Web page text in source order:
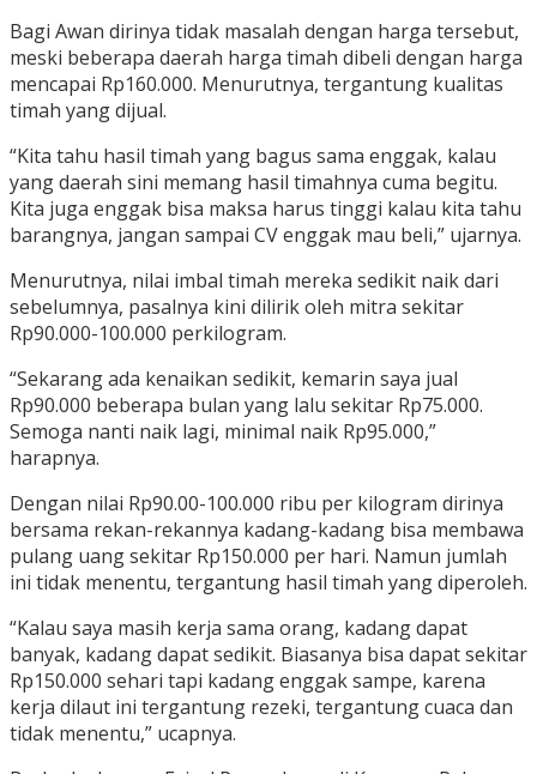
Bagi Awan dirinya tidak masalah dengan harga tersebut,
meski beberapa daerah harga timah dibeli dengan harga
mencapai Rp160.000. Menurutnya, tergantung kualitas
timah yang dijual.
“Kita tahu hasil timah yang bagus sama enggak, kalau
yang daerah sini memang hasil timahnya cuma begitu.
Kita juga enggak bisa maksa harus tinggi kalau kita tahu
barangnya, jangan sampai CV enggak mau beli,” ujarnya.
Menurutnya, nilai imbal timah mereka sedikit naik dari
sebelumnya, pasalnya kini dilirik oleh mitra sekitar
Rp90.000-100.000 perkilogram.
“Sekarang ada kenaikan sedikit, kemarin saya jual
Rp90.000 beberapa bulan yang lalu sekitar Rp75.000.
Semoga nanti naik lagi, minimal naik Rp95.000,”
harapnya.
Dengan nilai Rp90.00-100.000 ribu per kilogram dirinya
bersama rekan-rekannya kadang-kadang bisa membawa
pulang uang sekitar Rp150.000 per hari. Namun jumlah
ini tidak menentu, tergantung hasil timah yang diperoleh.
“Kalau saya masih kerja sama orang, kadang dapat
banyak, kadang dapat sedikit. Biasanya bisa dapat sekitar
Rp150.000 sehari tapi kadang enggak sampe, karena
kerja dilaut ini tergantung rezeki, tergantung cuaca dan
tidak menentu,” ucapnya.